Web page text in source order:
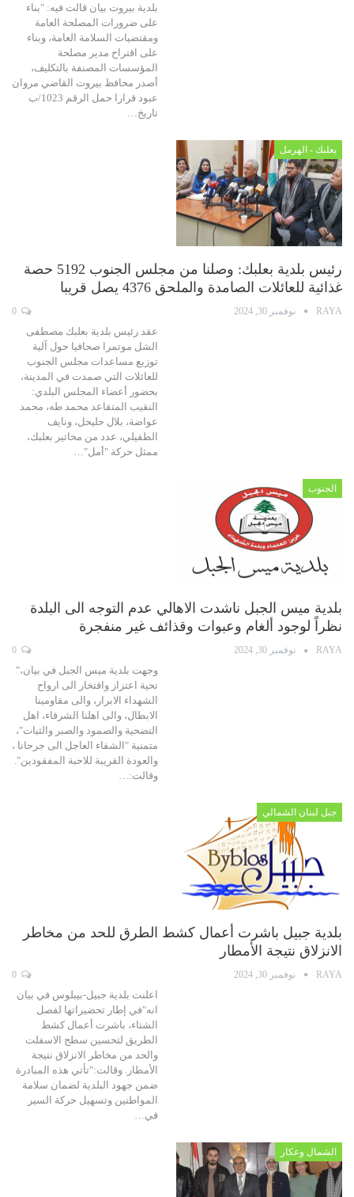
بلدية بيروت بيان قالت فيه: "بناء
على ضرورات المصلحة العامة
ومقتضيات السلامة العامة، وبناء
على اقتراح مدير مصلحة
المؤسسات المصنفة بالتكليف،
أصدر محافظ بيروت القاضي مروان
عبود قرارا حمل الرقم 1023/ب
تاريخ…
بعلبك - الهرمل
رئيس بلدية بعلبك: وصلنا من مجلس الجنوب 5192 حصة
غذائية للعائلات الصامدة والملحق 4376 يصل قريبا
RAYA نوفمبر 30, 2024
عقد رئيس بلدية بعلبك مصطفى
الشل موتمرا صحافيا حول آلية
توزيع مساعدات مجلس الجنوب
للعائلات التي صمدت في المدينة،
بحضور أعضاء المجلس البلدي:
النقيب المتقاعد محمد طه، محمد
عواضة، بلال حليحل، ونايف
الطفيلي، عدد من مخاتير بعلبك،
ممثل حركة "أمل"…
الجنوب
بلدية ميس الجبل ناشدت الاهالي عدم التوجه الى البلدة
نظراً لوجود ألغام وعبوات وقذائف غير منفجرة
RAYA نوفمبر 30, 2024
وجهت بلدية ميس الجبل في بيان،"
تحية اعتزاز وافتخار الى ارواح
الشهداء الابرار، والى مقاومينا
الابطال، والى اهلنا الشرفاء، اهل
التضحية والصمود والصبر والثبات"،
متمنية "الشفاء العاجل الى جرحانا ،
والعودة القريبة للاحبة المفقودين".
وقالت:…
جبل لبنان الشمالي
بلدية جبيل باشرت أعمال كشط الطرق للحد من مخاطر
الانزلاق نتيجة الأمطار
RAYA نوفمبر 30, 2024
اعلنت بلدية جبيل-بيبلوس في بيان
انه"في إطار تحضيراتها لفصل
الشتاء، باشرت أعمال كشط
الطريق لتحسين سطح الاسفلت
والحد من مخاطر الانزلاق نتيجة
الأمطار. وقالت:"تأتي هذه المبادرة
ضمن جهود البلدية لضمان سلامة
المواطنين وتسهيل حركة السير
في…
الشمال وعكار